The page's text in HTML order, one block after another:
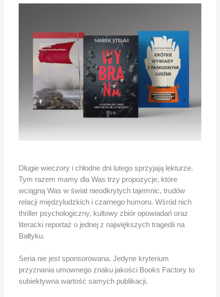
Długie wieczory i chłodne dni lutego sprzyjają lekturze.
Tym razem mamy dla Was trzy propozycje, które
wciągną Was w świat nieodkrytych tajemnic, trudów
relacji międzyludzkich i czarnego humoru. Wśród nich
thriller psychologiczny, kultowy zbiór opowiadań oraz
literacki reportaż o jednej z największych tragedii na
Bałtyku.
Seria nie jest sponsorowana. Jedyne kryterium
przyznania umownego znaku jakości Books Factory to
subiektywna wartość samych publikacji.